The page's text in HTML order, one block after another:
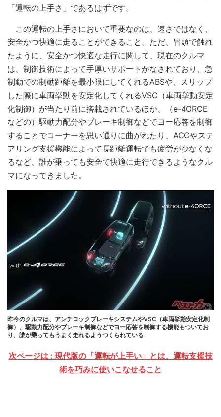
「運転の上手さ」であるはずです。
この運転の上手さにおいて重要なのは、速さではなく、
安全かつ快適に走ることができること。ただ、冒頭で触れ
たように、安全かつ快適な走行に関して、現在のクルマ
は、制御技術によって手厚いサポートがなされており、急
制動での制動距離を最小限にしてくれるABSや、スリップ
した際に車両挙動を安定化してくれるVSC（車両挙動安定
化制御）が当たり前に搭載されているほか、（e-4ORCE
などの）駆動力配分やブレーキ制御などでヨー応答を制御
することでコーナーを思い通りに曲がれたり、ACCやステ
アリング支援機能によって長距離運転でも疲労が少なくな
るなど、誰が乗っても安全で快適に走行できるようなクル
マになってきました。
昨今のクルマは、アンチロックブレーキシステムやVSC（車両挙動安定化制
御）、駆動力配分やブレーキ制御などでヨー応答を制御する機能もついてお
り、誰が乗ってもうまく走れるようつくられている
次ページは : 現代版の「運転が上手い」とは、運転支援技
術を巧みに使いこなせること